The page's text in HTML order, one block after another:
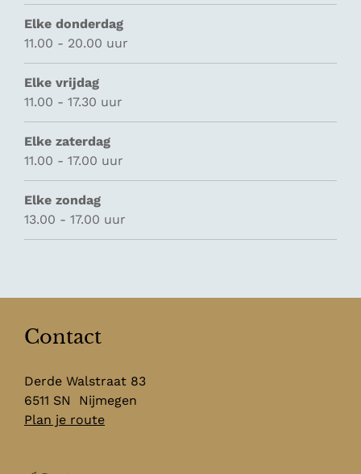
Elke donderdag
11.00 - 20.00 uur
Elke vrijdag
11.00 - 17.30 uur
Elke zaterdag
11.00 - 17.00 uur
Elke zondag
13.00 - 17.00 uur
Contact
Derde Walstraat 83
6511 SN
Nijmegen
Plan je routen